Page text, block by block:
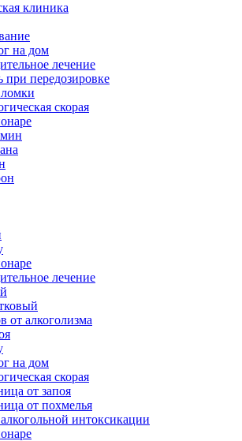
клиника
на дом
лечение
передозировке
скорая
лечение
от алкоголизма
на дом
скорая
от запоя
от похмелья
интоксикации